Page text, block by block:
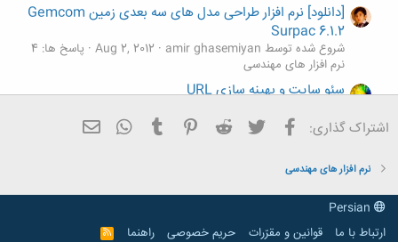
[دانلود] نرم افزار طراحی مدل های سه بعدی زمین Gemcom
Surpac 6.1.2
شروع شده توسط amir ghasemiyan Aug 2, 2012 پاسخ ها: 4
نرم افزار های مهندسی
سئو سایت و بهینه سازی URL
نرم افزار های مهندسی
شروع شده توسط sina9015
اشتراک گذاری: فیسبوک تویتر Reddit
Pinterest
Tumblr
WhatsApp
نرم افزار های مهندسی
ارتباط با ما
قوانین و مقرّرات حریم خصوصی راهنما
R